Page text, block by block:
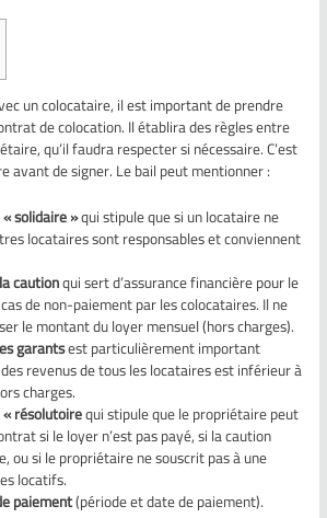
un colocataire, il est important de prendre
de colocation. Il établira des règles entre
qu’il faudra respecter si nécessaire. C’est
avant de signer. Le bail peut mentionner :
solidaire »qui stipule que si un locataire ne
locataires sont responsables et conviennent
cautionqui sert d’assurance financière pour le
de non-paiement par les colocataires. Il ne
le montant du loyer mensuel (hors charges).
garantsest particulièrement important
revenus de tous les locataires est inférieur à
charges.
résolutoirequi stipule que le propriétaire peut
si le loyer n’est pas payé, si la caution
ou si le propriétaire ne souscrit pas à une
locatifs.
paiement(période et date de paiement).